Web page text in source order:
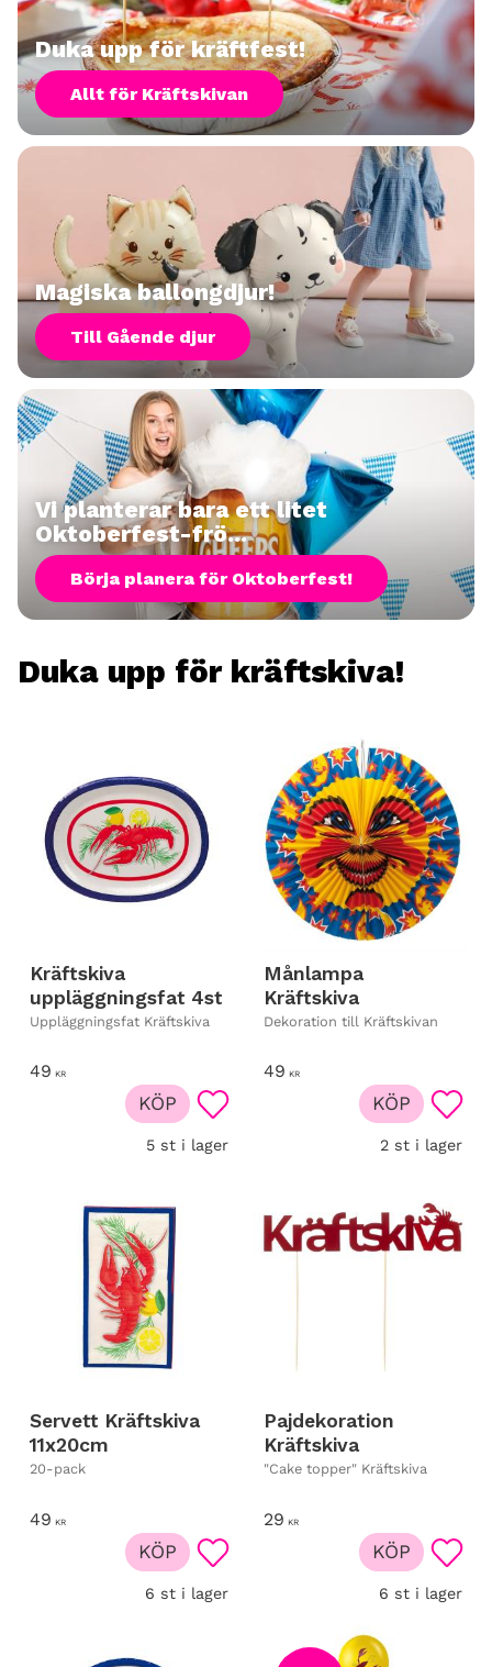
Duka upp för kräftfest!
Allt för Kräftskivan
Magiska ballongdjur!
Till Gående djur
Vi planterar bara ett litet
Oktoberfest-frö...
Börja planera för Oktoberfest!
Duka upp för kräftskiva!
Kräftskiva
uppläggningsfat 4st
Uppläggningsfat Kräftskiva
49 KR
Lägg till i favoriter
5 st i lager
KÖP
Månlampa
Kräftskiva
Dekoration till Kräftskivan
49 KR
2 st i lager
KÖP
Servett Kräftskiva
11x20cm
20-pack
49 KR
Lägg till i favoriter
6 st i lager
KÖP
Pajdekoration
Kräftskiva
"Cake topper" Kräftskiva
29 KR
6 st i lager
KÖP